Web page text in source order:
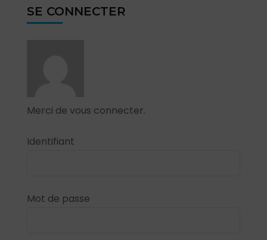
SE CONNECTER
Merci de vous connecter.
Identifiant
Mot de passe